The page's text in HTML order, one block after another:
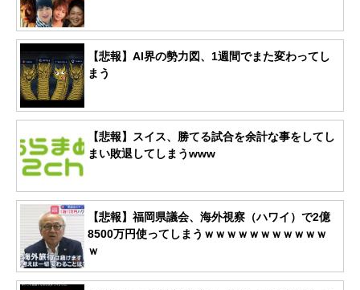
【悲報】AI界の勢力図、1週間でまた変わってし
まう
【悲報】スイス、勝てる試合を余計な事をしてし
まい敗退してしまうwww
【悲報】福岡県議会、海外視察（ハワイ）で2億
8500万円使ってしまうｗｗｗｗｗｗｗｗｗｗｗ
ｗ